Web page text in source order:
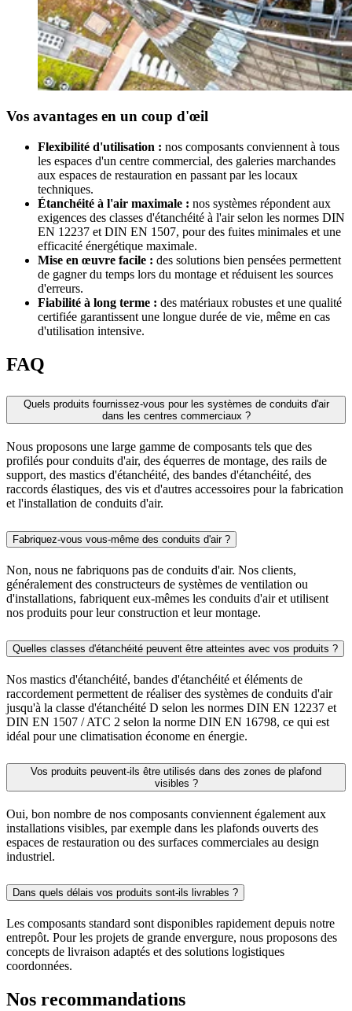
Vos avantages en un coup d'œil
Flexibilité d'utilisation : nos composants conviennent à tous
les espaces d'un centre commercial, des galeries marchandes
aux espaces de restauration en passant par les locaux
techniques.
Étanchéité à l'air maximale : nos systèmes répondent aux
exigences des classes d'étanchéité à l'air selon les normes DIN
EN 12237 et DIN EN 1507, pour des fuites minimales et une
efficacité énergétique maximale.
Mise en œuvre facile : des solutions bien pensées permettent
de gagner du temps lors du montage et réduisent les sources
d'erreurs.
Fiabilité à long terme : des matériaux robustes et une qualité
certifiée garantissent une longue durée de vie, même en cas
d'utilisation intensive.
FAQ
Quels produits fournissez-vous pour les systèmes de conduits d'air
dans les centres commerciaux ?
Nous proposons une large gamme de composants tels que des
profilés pour conduits d'air, des équerres de montage, des rails de
support, des mastics d'étanchéité, des bandes d'étanchéité, des
raccords élastiques, des vis et d'autres accessoires pour la fabrication
et l'installation de conduits d'air.
Fabriquez-vous vous-même des conduits d'air ?
Non, nous ne fabriquons pas de conduits d'air. Nos clients,
généralement des constructeurs de systèmes de ventilation ou
d'installations, fabriquent eux-mêmes les conduits d'air et utilisent
nos produits pour leur construction et leur montage.
Quelles classes d'étanchéité peuvent être atteintes avec vos produits ?
Nos mastics d'étanchéité, bandes d'étanchéité et éléments de
raccordement permettent de réaliser des systèmes de conduits d'air
jusqu'à la classe d'étanchéité D selon les normes DIN EN 12237 et
DIN EN 1507 / ATC 2 selon la norme DIN EN 16798, ce qui est
idéal pour une climatisation économe en énergie.
Vos produits peuvent-ils être utilisés dans des zones de plafond
visibles ?
Oui, bon nombre de nos composants conviennent également aux
installations visibles, par exemple dans les plafonds ouverts des
espaces de restauration ou des surfaces commerciales au design
industriel.
Dans quels délais vos produits sont-ils livrables ?
Les composants standard sont disponibles rapidement depuis notre
entrepôt. Pour les projets de grande envergure, nous proposons des
concepts de livraison adaptés et des solutions logistiques
coordonnées.
Nos recommandations